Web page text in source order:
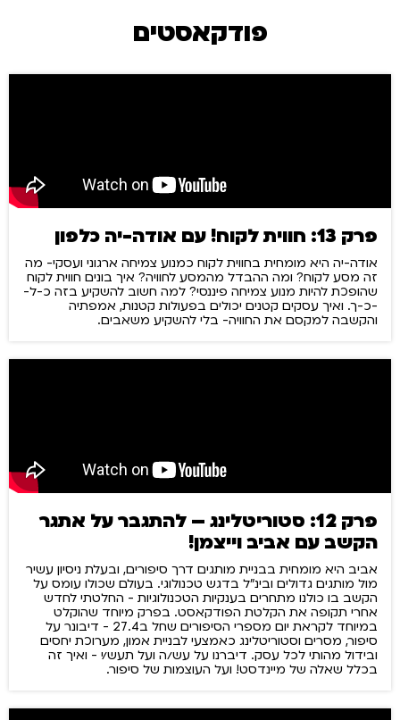
פודקאסטים
פרק 13: חווית לקוח! עם אודה-יה כלפון
אודה-יה היא מומחית בחווית לקוח כמנוע צמיחה ארגוני ועסקי- מה
זה מסע לקוח? ומה ההבדל מהמסע לחוויה? איך בונים חווית לקוח
שהופכת להיות מנוע צמיחה פיננסי? למה חשוב להשקיע בזה כ-ל-
-כ-ך. ואיך עסקים קטנים יכולים בפעולות קטנות, אמפתיה
והקשבה למקסם את החוויה- בלי להשקיע משאבים.
פרק 12: סטוריטלינג – להתגבר על אתגר
הקשב עם אביב וייצמן!
אביב היא מומחית בבניית מותגים דרך סיפורים, ובעלת ניסיון עשיר
מול מותגים גדולים ובינ"ל בדגש טכנולוגי. בעולם שכולו עומס על
הקשב בו כולנו מתחרים בענקיות הטכנולוגיות - החלטתי לחדש
אחרי תקופה את הקלטת הפודקאסט. בפרק מיוחד שהוקלט
במיוחד לקראת יום מספרי הסיפורים שחל ב27.4 - דיבונר על
סיפור, מסרים וסטוריטלינג כאמצעי לבניית אמון, מערוכת יחסים
ובידול מהותי לכל עסק. דיברנו על עש/ה ועל תעש/י - ואיך זה
בכלל שאלה של מיינדסט! ועל העוצמות של סיפור.